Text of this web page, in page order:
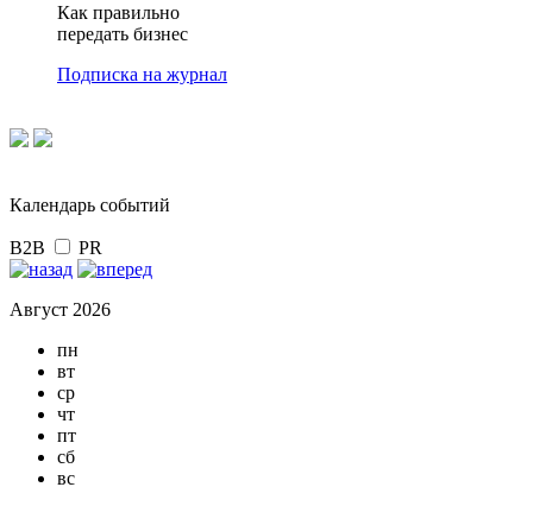
Как правильно
передать бизнес
Подписка на журнал
Календарь событий
B2B PR
Август 2026
пн
вт
ср
чт
пт
сб
вс